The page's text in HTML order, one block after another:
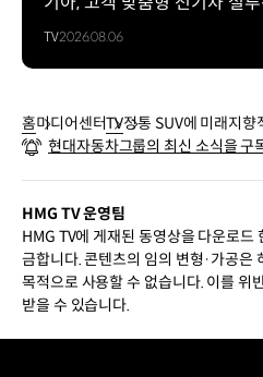
TV2026.08.06
홈미디어센터TV정통 SUV에 미래지향
스 미디어 데이 | 기아
현대자동차그룹의 최신 소식을 구
HMG TV 운영팀
HMG TV에 게재된 동영상을 다운로드
금합니다. 콘텐츠의 임의 변형·가공은
목적으로 사용할 수 없습니다. 이를 위
받을 수 있습니다.